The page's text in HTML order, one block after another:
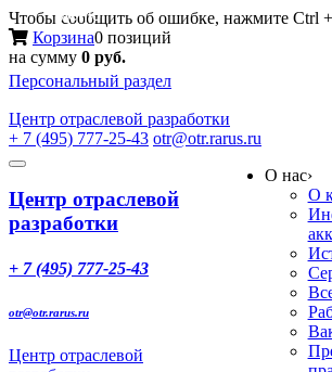
Чтобы сообщить об ошибке, нажмите Ctrl
Корзина0 позиций
на сумму 0 руб.
Персональный раздел
Центр отраслевой разработки
+ 7 (495) 777-25-43 otr@otr.rarus.ru
Toggle
Меню
Центр отраслевой
разработки
+ 7 (495) 777-25-43
otr@otr.rarus.ru
Центр отраслевой
О нас›
О